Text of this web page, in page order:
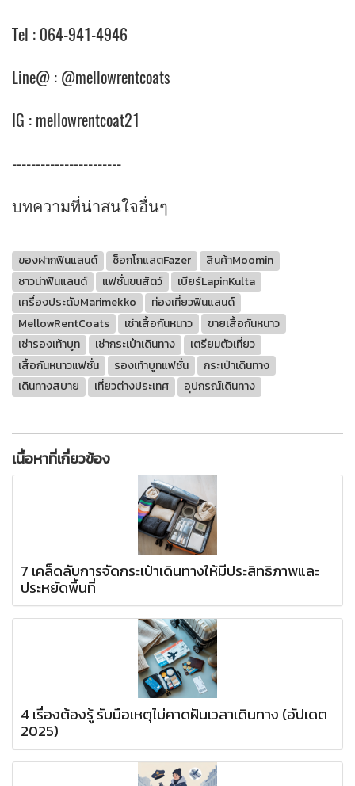
Tel : 064-941-4946
Line@ : @mellowrentcoats
IG : mellowrentcoat21
-----------------------
บทความที่น่าสนใจอื่นๆ
ของฝากฟินแลนด์ ช็อกโกแลตFazer
สินค้าMoomin
ซาวน่าฟินแลนด์
แฟชั่นขนสัตว์
เบียร์LapinKulta
เครื่องประดับMarimekko
ท่องเที่ยวฟินแลนด์
MellowRentCoats
เช่าเสื้อกันหนาว
ขายเสื้อกันหนาว
เช่ารองเท้าบูท
เช่ากระเป๋าเดินทาง
เตรียมตัวเที่ยว
เสื้อกันหนาวแฟชั่น
รองเท้าบูทแฟชั่น
กระเป๋าเดินทาง
เดินทางสบาย
เที่ยวต่างประเทศ อุปกรณ์เดินทาง
เนื้อหาที่เกี่ยวข้อง
7 เคล็ดลับการจัดกระเป๋าเดินทางให้มีประสิทธิภาพและ
ประหยัดพื้นที่
4 เรื่องต้องรู้ รับมือเหตุไม่คาดฝันเวลาเดินทาง (อัปเดต
2025)